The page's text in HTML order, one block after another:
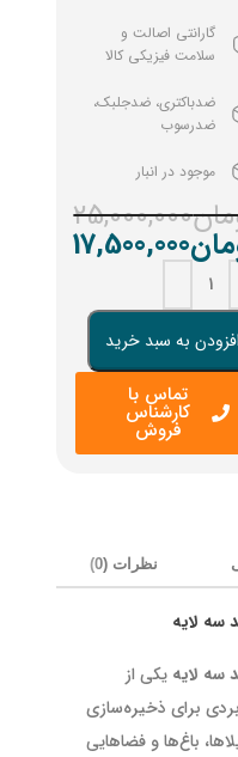
گارانتی اصالت و
سلامت فیزیکی کالا
ضدباکتری، ضدجلبک،
ضدرسوب
موجود در انبار
25,000,000
17,500,000
افزودن به سبد خرید
تماس با
کارشناس
فروش
نظرات (0)
یکی از
برای ذخیره‌سازی
باغ‌ها و فضاهایی